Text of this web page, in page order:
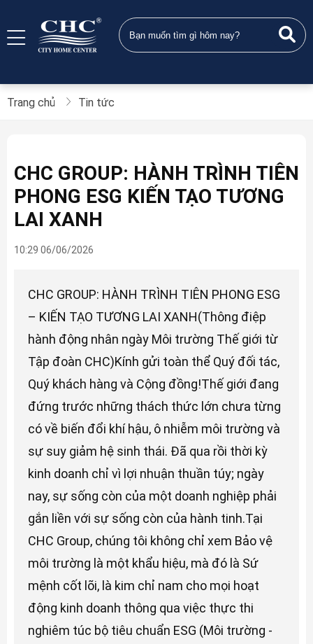
Trang chủ Tin tức
CHC GROUP: HÀNH TRÌNH TIÊN
PHONG ESG KIẾN TẠO TƯƠNG
LAI XANH
10:29 06/06/2026
CHC GROUP: HÀNH TRÌNH TIÊN PHONG ESG
– KIẾN TẠO TƯƠNG LAI XANH(Thông điệp
hành động nhân ngày Môi trường Thế giới từ
Tập đoàn CHC)Kính gửi toàn thể Quý đối tác,
Quý khách hàng và Cộng đồng!Thế giới đang
đứng trước những thách thức lớn chưa từng
có về biến đổi khí hậu, ô nhiễm môi trường và
sự suy giảm hệ sinh thái. Đã qua rồi thời kỳ
kinh doanh chỉ vì lợi nhuận thuần túy; ngày
nay, sự sống còn của một doanh nghiệp phải
gắn liền với sự sống còn của hành tinh.Tại
CHC Group, chúng tôi không chỉ xem Bảo vệ
môi trường là một khẩu hiệu, mà đó là Sứ
mệnh cốt lõi, là kim chỉ nam cho mọi hoạt
động kinh doanh thông qua việc thực thi
nghiêm túc bộ tiêu chuẩn ESG (Môi trường -